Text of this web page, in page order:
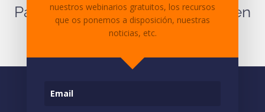
Para cualquier pregunta ponte en
contactocon nosotros.
nuestros webinarios gratuitos, los recursos
que os ponemos a disposición, nuestras
noticias, etc.